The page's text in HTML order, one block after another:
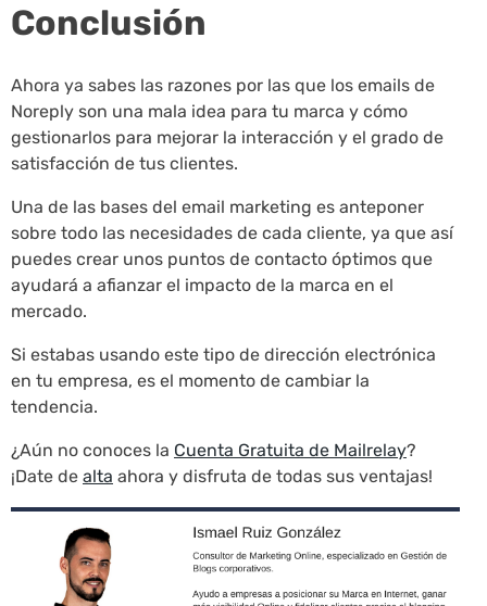
Conclusión
Ahora ya sabes las razones por las que los emails de
Noreply son una mala idea para tu marca y cómo
gestionarlos para mejorar la interacción y el grado de
satisfacción de tus clientes.
Una de las bases del email marketing es anteponer
sobre todo las necesidades de cada cliente, ya que así
puedes crear unos puntos de contacto óptimos que
ayudará a afianzar el impacto de la marca en el
mercado.
Si estabas usando este tipo de dirección electrónica
en tu empresa, es el momento de cambiar la
tendencia.
¿Aún no conoces la Cuenta Gratuita de Mailrelay?
¡Date de alta ahora y disfruta de todas sus ventajas!